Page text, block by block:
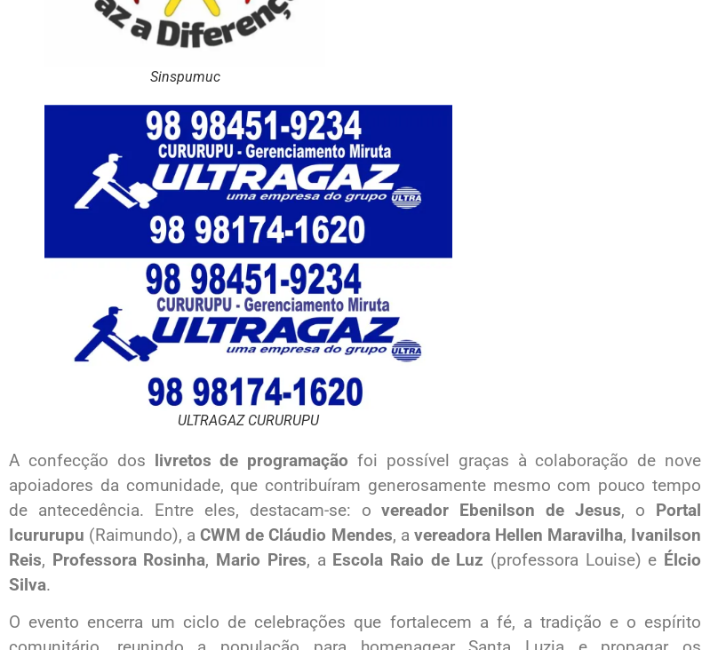
Sinspumuc
ULTRAGAZ CURURUPU
A confecção dos livretos de programação foi possível graças à colaboração de nove
apoiadores da comunidade, que contribuíram generosamente mesmo com pouco tempo
de antecedência. Entre eles, destacam-se: overeador Ebenilson de Jesus, o Portal
Icururupu (Raimundo), aCWM de Cláudio Mendes, a vereadora Hellen Maravilha, Ivanilson
Reis, Professora Rosinha, Mario Pires, a Escola Raio de Luz (professora Louise) e Élcio
Silva.
O evento encerra um ciclo de celebrações que fortalecem a fé, a tradição e o espírito